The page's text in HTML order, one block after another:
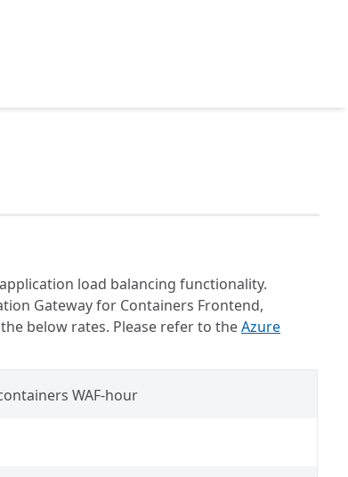
load balancing functionality.
Gateway for Containers Frontend,
below rates. Please refer to theAzure
WAF-hour